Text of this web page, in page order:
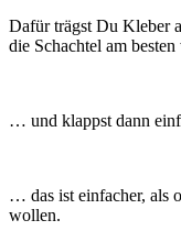
Dafür trägst Du Kleber
die Schachtel am
… und klappst dann
… das ist einfacher, als
wollen.